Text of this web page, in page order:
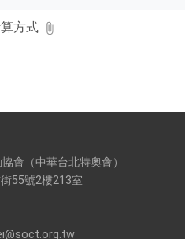
方式
會（中華台北特奧會）
55號2樓213室